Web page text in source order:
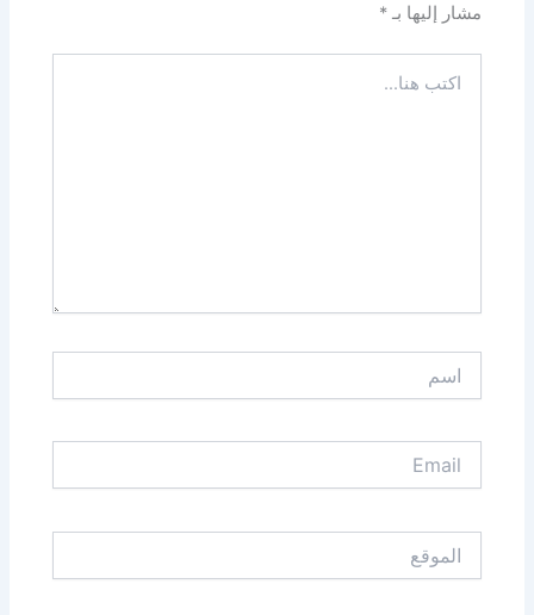
مشار إليها بـ*
هنا...